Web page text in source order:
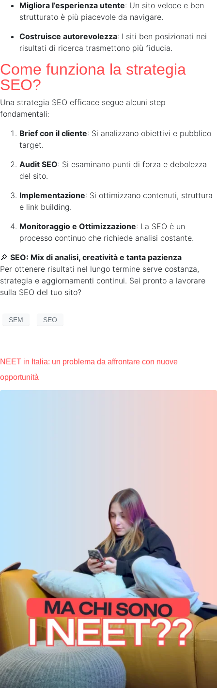
Migliora l’esperienza utente: Un sito veloce e ben
strutturato è più piacevole da navigare.
Costruisce autorevolezza: I siti ben posizionati nei
risultati di ricerca trasmettono più fiducia.
Come funziona la strategia
SEO?
Una strategia SEO efficace segue alcuni step
fondamentali:
Brief con il cliente: Si analizzano obiettivi e pubblico
target.
Audit SEO: Si esaminano punti di forza e debolezza
del sito.
Implementazione: Si ottimizzano contenuti, struttura
e link building.
Monitoraggio e Ottimizzazione: La SEO è un
processo continuo che richiede analisi costante.
🔎 SEO: Mix di analisi, creatività e tanta pazienza
Per ottenere risultati nel lungo termine serve costanza,
strategia e aggiornamenti continui. Sei pronto a lavorare
sulla SEO del tuo sito?
SEM SEO
NEET in Italia: un problema da affrontare con nuove
opportunità